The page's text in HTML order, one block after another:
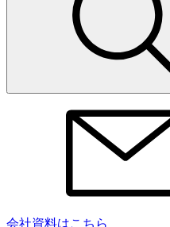
会社資料はこちら